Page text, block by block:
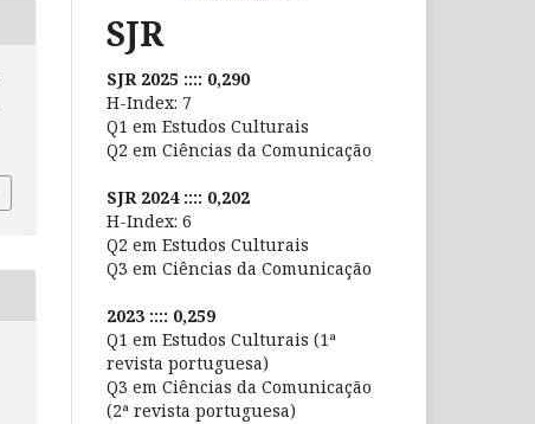
SJR
SJR 2025 :::: 0,290
H-Index: 7
Q1 em Estudos Culturais
Q2 em Ciências da Comunicação
SJR 2024 :::: 0,202
H-Index: 6
Q2 em Estudos Culturais
Q3 em Ciências da Comunicação
2023 :::: 0,259
Q1 em Estudos Culturais (1ª
revista portuguesa)
Q3 em Ciências da Comunicação
(2ª revista portuguesa)